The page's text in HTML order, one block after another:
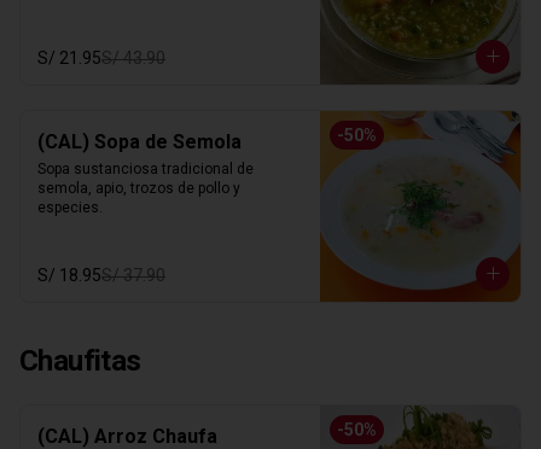
S/ 21.95S/ 43.90
-50%
(CAL) Sopa de Semola
Sopa sustanciosa tradicional de
semola, apio, trozos de pollo y
especies.
S/ 18.95S/ 37.90
Chaufitas
-50%
(CAL) Arroz Chaufa